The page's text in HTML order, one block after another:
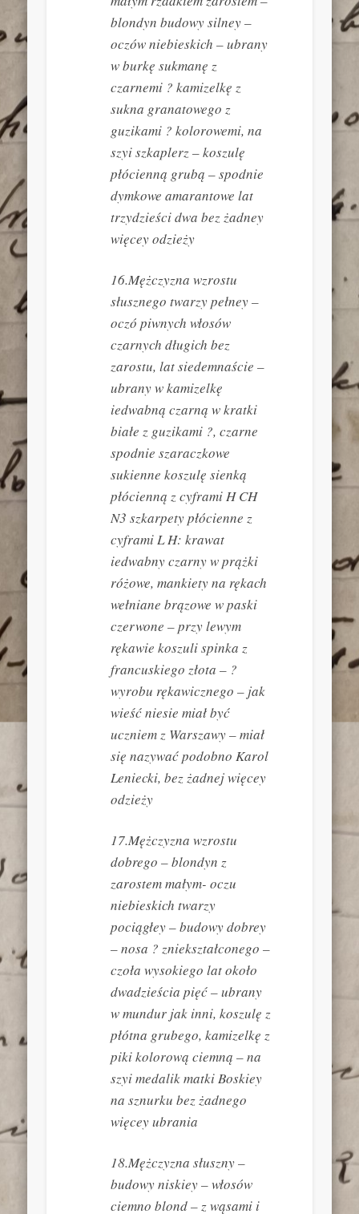
blondyn budowy silney –
oczów niebieskich – ubrany
w burkę sukmanę z
czarnemi ? kamizelkę z
sukna granatowego z
guzikami ? kolorowemi, na
szyi szkaplerz – koszulę
płócienną grubą – spodnie
dymkowe amarantowe lat
trzydzieści dwa bez żadney
więcey odzieży
16.Mężczyzna wzrostu
słusznego twarzy pełney –
oczó piwnych włosów
czarnych długich bez
zarostu, lat siedemnaście –
ubrany w kamizelkę
iedwabną czarną w kratki
białe z guzikami ?, czarne
spodnie szaraczkowe
sukienne koszulę sienką
płócienną z cyframi H CH
N3 szkarpety płócienne z
cyframi L H: krawat
iedwabny czarny w prążki
różowe, mankiety na rękach
wełniane brązowe w paski
czerwone – przy lewym
rękawie koszuli spinka z
francuskiego złota – ?
wyrobu rękawicznego – jak
wieść niesie miał być
uczniem z Warszawy – miał
się nazywać podobno Karol
Leniecki, bez żadnej więcey
odzieży
17.Mężczyzna wzrostu
dobrego – blondyn z
zarostem małym- oczu
niebieskich twarzy
pociągłey – budowy dobrey
– nosa ? zniekształconego –
czoła wysokiego lat około
dwadzieścia pięć – ubrany
w mundur jak inni, koszulę z
płótna grubego, kamizelkę z
piki kolorową ciemną – na
szyi medalik matki Boskiey
na sznurku bez żadnego
więcey ubrania
18.Mężczyzna słuszny –
budowy niskiey – włosów
ciemno blond – z wąsami i